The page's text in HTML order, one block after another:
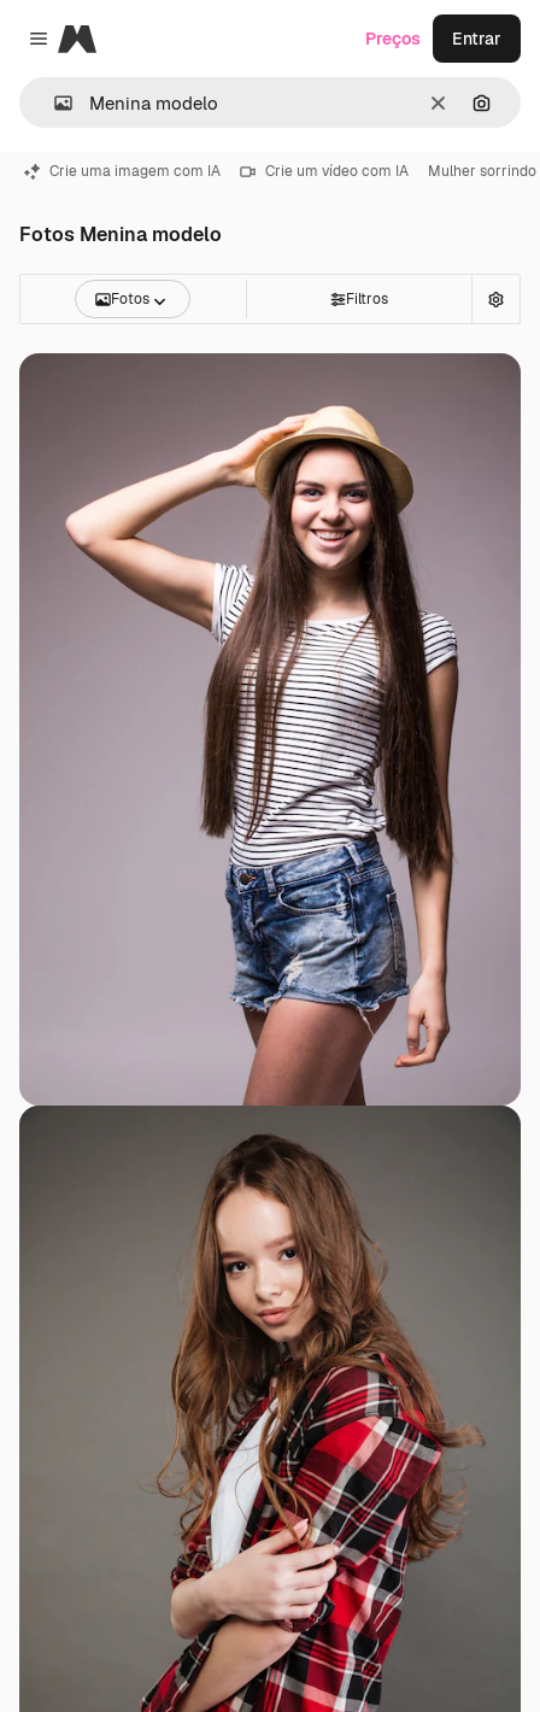
Close menu
Magnific
Limpar
Preços Entrar
Crie uma imagem com IA Crie um vídeo com IA Mulher sorrindo
Fotos Menina modelo
Fotos Filtros